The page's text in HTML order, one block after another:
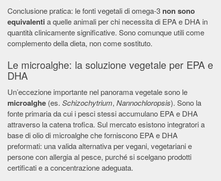
Conclusione pratica: le fonti vegetali di omega-3 non sono
equivalenti a quelle animali per chi necessita di EPA e DHA in
quantità clinicamente significative. Sono comunque utili come
complemento della dieta, non come sostituto.
Le microalghe: la soluzione vegetale per EPA e
DHA
Un’eccezione importante nel panorama vegetale sono le
microalghe (es. Schizochytrium, Nannochloropsis). Sono la
fonte primaria da cui i pesci stessi accumulano EPA e DHA
attraverso la catena trofica. Sul mercato esistono integratori a
base di olio di microalghe che forniscono EPA e DHA
preformati: una valida alternativa per vegani, vegetariani e
persone con allergia al pesce, purché si scelgano prodotti
certificati e a concentrazione adeguata.